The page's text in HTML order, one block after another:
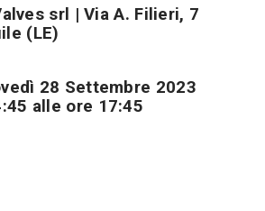
srl | Via A. Filieri, 7
(LE)
28 Settembre 2023
alle ore 17:45